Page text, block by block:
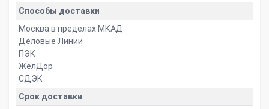
Способы доставки
Москва в пределах МКАД
Деловые Линии
ПЭК
ЖелДор
СДЭК
Срок доставки